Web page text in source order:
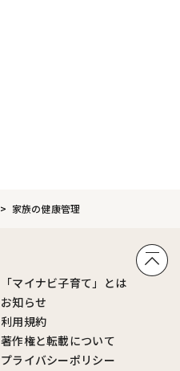
家族の健康管理
「マイナビ子育て」とは
お知らせ
利用規約
著作権と転載について
プライバシーポリシー